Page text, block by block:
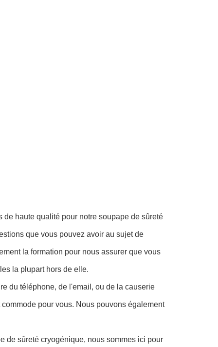
haute qualité pour notre soupape de sûreté
que vous pouvez avoir au sujet de
la formation pour nous assurer que vous
la plupart hors de elle.
du téléphone, de l'email, ou de la causerie
pour vous. Nous pouvons également
de sûreté cryogénique, nous sommes ici pour